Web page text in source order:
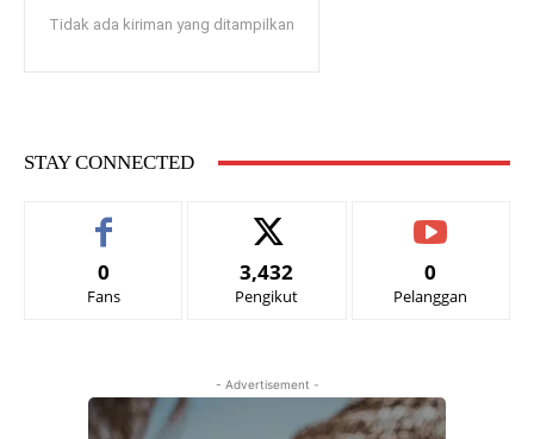
Tidak ada kiriman yang ditampilkan
STAY CONNECTED
0
Fans
3,432
Pengikut
0
Pelanggan
- Advertisement -